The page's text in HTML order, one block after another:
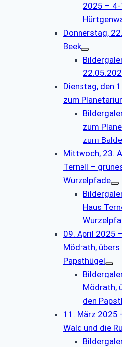
2025 – 4-
Donnerstag,
Beek
Dienstag, den
zum
zum
zum
Mittwoch, 23.
Ternell –
Wurzelpfade
Haus
09. April 2025
Mödrath,
Papsthügel
Mödrath,
den
11. März 2025
Wald und die